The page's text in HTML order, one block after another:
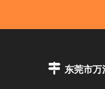
 东莞市万